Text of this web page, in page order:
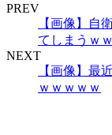
PREV
【画像】自
てしまうｗ
NEXT
【画像】最
ｗｗｗｗｗ